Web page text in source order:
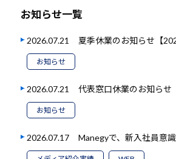
お知らせ一覧
2026.07.21 夏季休業のお知らせ【
お知らせ
2026.07.21 代表窓口休業のお知らせ
お知らせ
2026.07.17 Manegyで、新入社員意